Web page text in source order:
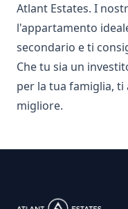
Atlant Estates. I
l'appartamento
secondario e ti
Che tu sia un
per la tua famiglia, ti
migliore.